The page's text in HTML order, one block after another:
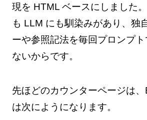
現を HTML ベースにしました
も LLM にも馴染みがあり、独
ーや参照記法を毎回プロンプ
ないからです。
先ほどのカウンターページは
は次にようになります。